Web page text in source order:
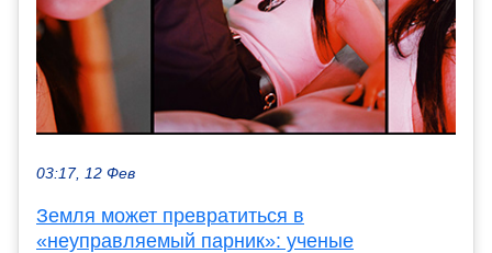
03:17, 12 Фев
Земля может превратиться в
«неуправляемый парник»: ученые